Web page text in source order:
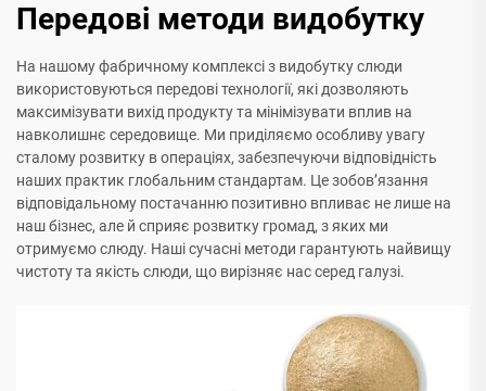
Передові методи видобутку
На нашому фабричному комплексі з видобутку слюди
використовуються передові технології, які дозволяють
максимізувати вихід продукту та мінімізувати вплив на
навколишнє середовище. Ми приділяємо особливу увагу
сталому розвитку в операціях, забезпечуючи відповідність
наших практик глобальним стандартам. Це зобов’язання
відповідальному постачанню позитивно впливає не лише на
наш бізнес, але й сприяє розвитку громад, з яких ми
отримуємо слюду. Наші сучасні методи гарантують найвищу
чистоту та якість слюди, що вирізняє нас серед галузі.